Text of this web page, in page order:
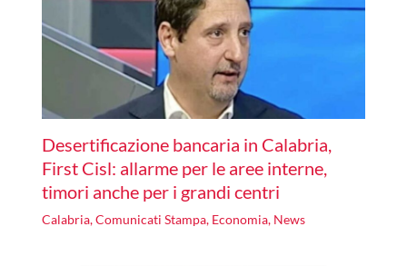
Desertificazione bancaria in Calabria,
First Cisl: allarme per le aree interne,
timori anche per i grandi centri
Calabria,Comunicati Stampa, Economia, News